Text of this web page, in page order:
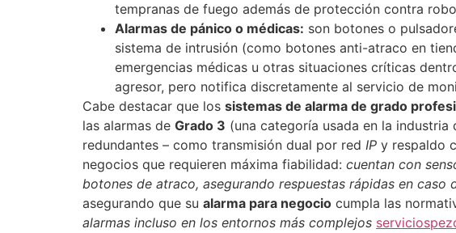
tempranas de fuego además de protección contra
Alarmas de pánico o médicas: son botones o
sistema de intrusión (como botones anti-atraco en
emergencias médicas u otras situaciones críticas
agresor, pero notifica discretamente al servicio de
Cabe destacar que los sistemas de alarma de grado
las alarmas de Grado 3 (una categoría usada en la
redundantes – como transmisión dual por red IP y respaldo
negocios que requieren máxima fiabilidad: cuentan con
botones de atraco, asegurando respuestas rápidas en caso
asegurando que su alarma para negocio cumpla las
alarmas incluso en los entornos más complejos